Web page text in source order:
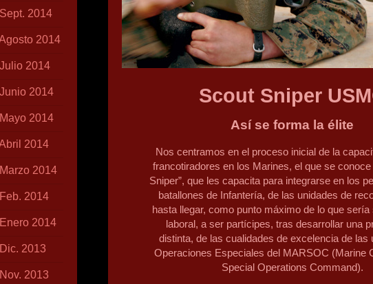
Scout Sniper
Así se forma la élite
Nos centramos en el proceso inicial de la
francotiradores en los Marines, el que se
Sniper”, que les capacita para integrarse en los
batallones de Infantería, de las unidades de
hasta llegar, como punto máximo de lo que
laboral, a ser partícipes, tras desarrollar una
distinta, de las cualidades de excelencia de las
Operaciones Especiales del MARSOC (Marine
Special Operations Command).
2014
2014
2014
2014
2014
2014
2014
2014
2014
2013
2013